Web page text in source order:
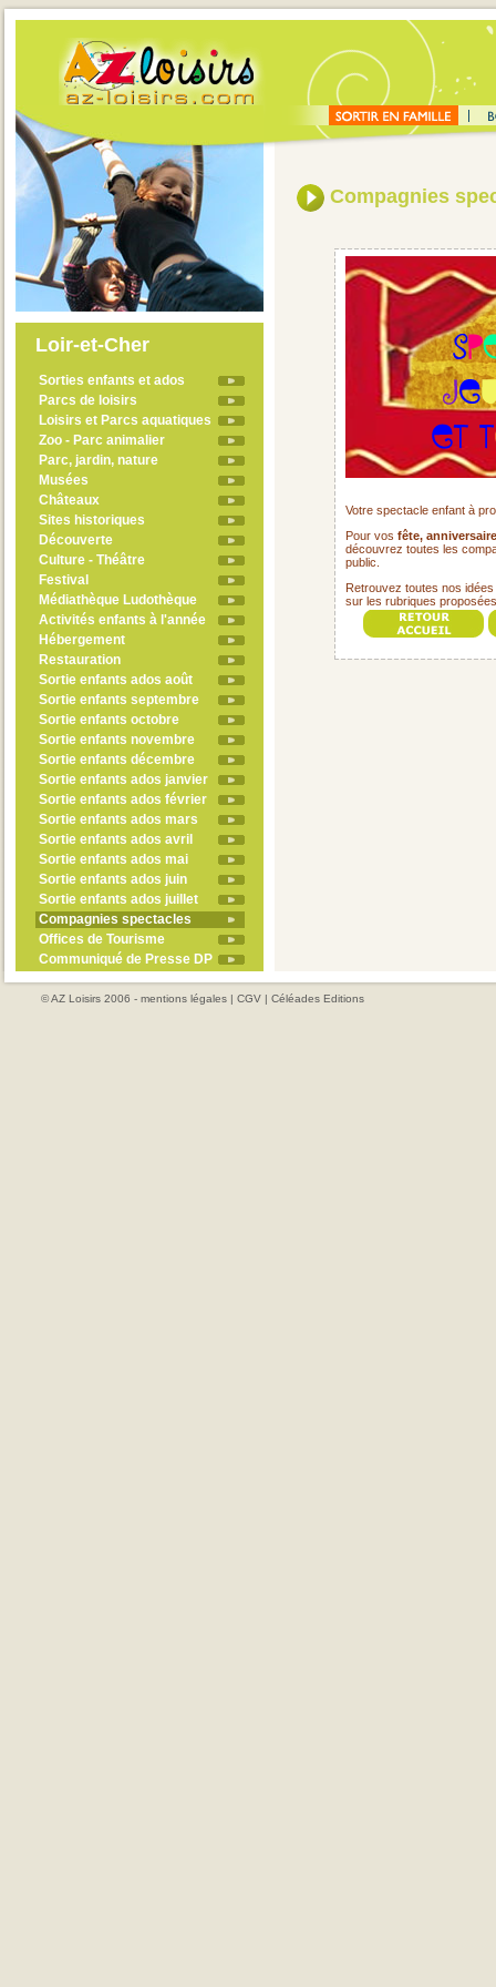
Loir-et-Cher
Sorties enfants et ados
Parcs de loisirs
Loisirs et Parcs aquatiques
Zoo - Parc animalier
Parc, jardin, nature
Musées
Châteaux
Sites historiques
Découverte
Culture - Théâtre
Festival
Médiathèque Ludothèque
Activités enfants à l'année
Hébergement
Restauration
Sortie enfants ados août
Sortie enfants septembre
Sortie enfants octobre
Sortie enfants novembre
Sortie enfants décembre
Sortie enfants ados janvier
Sortie enfants ados février
Sortie enfants ados mars
Sortie enfants ados avril
Sortie enfants ados mai
Sortie enfants ados juin
Sortie enfants ados juillet
Compagnies spectacles
Offices de Tourisme
Communiqué de Presse DP
Compagnies
Votre spectacle enfant à
Pour vos fête,
découvrez toutes les
public
Retrouvez toutes nos
sur les rubriques
© AZ Loisirs 2006 - mentions légales | CGV | Céléades Editions